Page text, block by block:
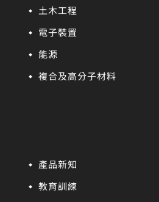
土木工程
電子裝置
能源
複合及高分子材料
產品新知
教育訓練